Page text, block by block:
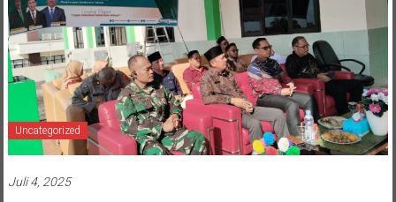
Uncategorized
Juli 4, 2025